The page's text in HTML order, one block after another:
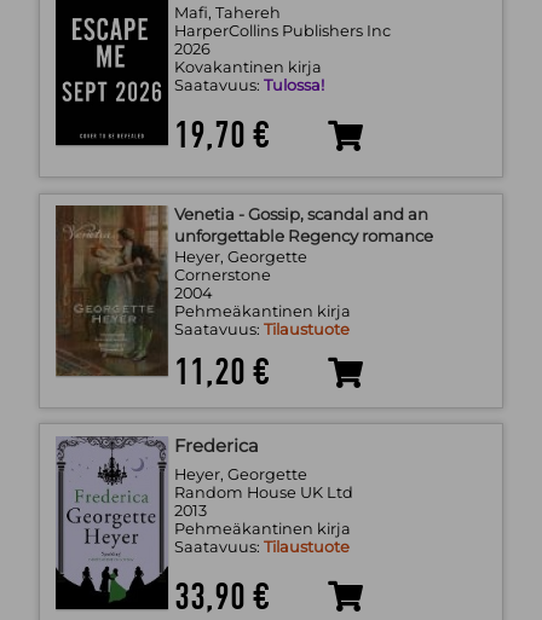
Mafi, Tahereh
HarperCollins Publishers Inc
2026
Kovakantinen kirja
Saatavuus: Tulossa!
19,70 €
Venetia - Gossip, scandal and an
unforgettable Regency romance
Heyer, Georgette
Cornerstone
2004
Pehmeäkantinen kirja
Saatavuus: Tilaustuote
11,20 €
Frederica
Heyer, Georgette
Random House UK Ltd
2013
Pehmeäkantinen kirja
Saatavuus: Tilaustuote
33,90 €